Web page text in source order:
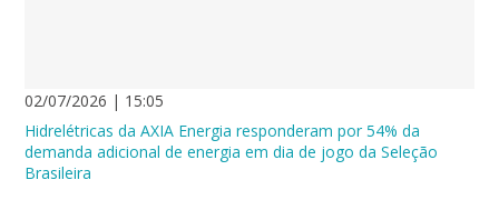
02/07/2026 | 15:05
Hidrelétricas da AXIA Energia responderam por 54% da
demanda adicional de energia em dia de jogo da Seleção
Brasileira